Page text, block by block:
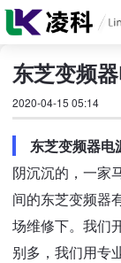
东芝变频
2020-04-15 05:14
东芝变频器电
阴沉沉的，一家
间的东芝变频器
场维修下。我们
别多，我们用专